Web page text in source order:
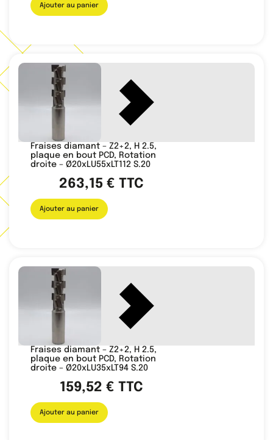
Ajouter au panier
Fraises diamant – Z2+2, H 2.5,
plaque en bout PCD, Rotation
droite – Ø20xLU55xLT112 S.20
263,15 € TTC
Ajouter au panier
Fraises diamant – Z2+2, H 2.5,
plaque en bout PCD, Rotation
droite – Ø20xLU35xLT94 S.20
159,52 € TTC
Ajouter au panier